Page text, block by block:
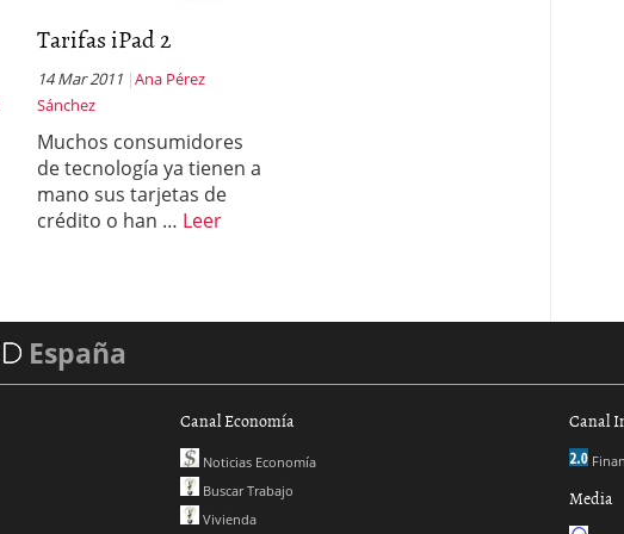
Tarifas iPad 2
14 Mar 2011 Ana Pérez
Sánchez
Muchos consumidores
de tecnología ya tienen a
mano sus tarjetas de
crédito o han … Leer
España
Canal Economía
Noticias Economía
Buscar Trabajo
Vivienda
Canal
Media